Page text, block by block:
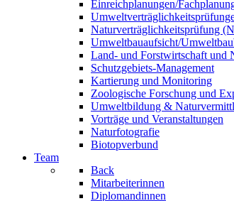
Einreichplanungen/
Naturverträglichkeitsprüfung
Umweltbauaufsicht/
Land- und Forstwirtschaft und
Schutzgebiets-Management
Kartierung und Monitoring
Zoologische Forschung und
Umweltbildung &
Vorträge und Veranstaltungen
Naturfotografie
Biotopverbund
Team
Back
Mitarbeiterinnen
Diplomandinnen